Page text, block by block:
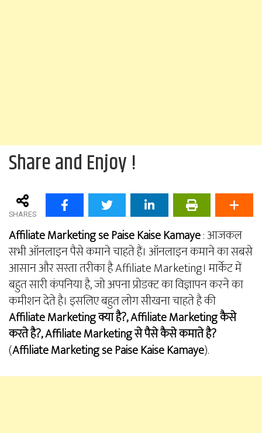
Share and Enjoy !
SHARES
Affiliate Marketing se Paise Kaise Kamaye: आजकल
सभी ऑनलाइन पैसे कमाने चाहते हैं। ऑनलाइन कमाने का सबसे
आसान और सस्ता तरीका है Affiliate Marketing। मार्केट में
बहुत सारी कंपनिया है, जो अपना प्रोडक्ट का विज्ञापन करने का
कमीशन देते है। इसलिए बहुत लोग सीखना चाहते है की
Affiliate Marketing क्या है?, Affiliate Marketing कैसे
करते है?,Affiliate Marketing से पैसे कैसे कमाते है?
(Affiliate Marketing se Paise Kaise Kamaye).